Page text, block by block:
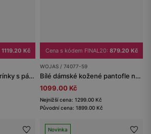
1119.20 Kč
Bordové dámské balerínky s páskem a ozdobnou přezkou
Cena s kódem FINAL20: 879.20 Kč
WOJAS / 74077-59
Bílé dámské kožené pantofle na korkové podrážce
1099.00 Kč
Nejnižší cena: 1299.00 Kč
Původní cena: 1899.00 Kč
Novinka